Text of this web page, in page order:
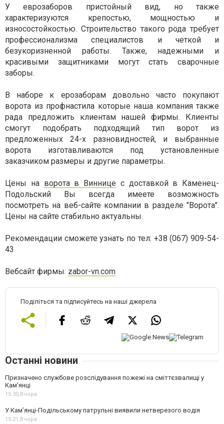
У еврозаборов пристойный вид, но также
характеризуются крепостью, мощностью и
износостойкостью. Строительство такого рода требует
профессионализма специалистов и четкой и
безукоризненной работы. Также, надежными и
красивыми защитниками могут стать сварочные
заборы.
В наборе к ерозаборам довольно часто покупают
ворота из профнастила которые наша компания также
рада предложить клиентам нашей фирмы. Клиенты
смогут подобрать подходящий тип ворот из
предложенных 24-х разновидностей, и выбранные
ворота изготавливаются под установленные
заказчиком размеры и другие параметры.
Цены на ворота в Виннице с доставкой в Каменец-
Подольский Вы всегда имеете возможность
посмотреть на веб-сайте компании в разделе "Ворота".
Цены на сайте стабильно актуальны.
Рекомендации сможете узнать по тел: +38 (067) 909-54-
43
Вебсайт фирмы: zabor-vn.com
Поділіться та підписуйтесь на наші джерела
Останні новини
Призначено службове розслідування пожежі на сміттєзвалищі у
Кам’янці
15:30,Вчора
У Кам’янці-Подільському патрульні виявили нетверезого водія
15:21,Вчора